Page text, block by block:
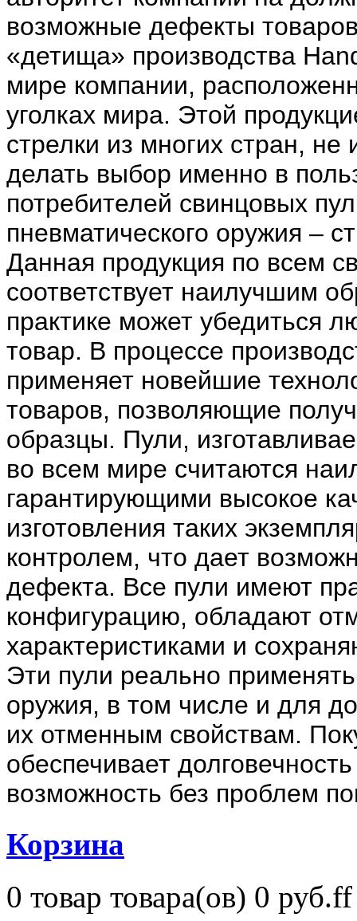
возможные дефекты
«детища» производства
мире компании,
уголках мира. Этой
стрелки из многих стран,
делать выбор именно в
потребителей свинцовых
пневматического оружия –
Данная продукция по всем
соответствует наилучшим
практике может убедиться
товар. В процессе
применяет новейшие
товаров, позволяющие
образцы. Пули,
во всем мире считаются
гарантирующими высокое
изготовления таких
контролем, что дает
дефекта. Все пули имеют
конфигурацию, обладают
характеристиками и
Эти пули реально
оружия, в том числе и для
их отменным свойствам.
обеспечивает
возможность без проблем
Корзина
0 товар товара(ов) 0 руб.ff